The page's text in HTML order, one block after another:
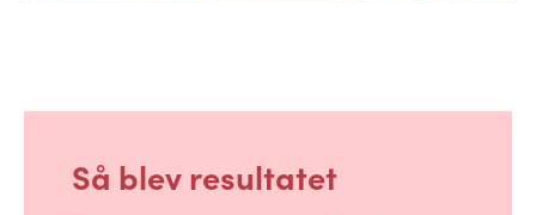
Så blev resultatet